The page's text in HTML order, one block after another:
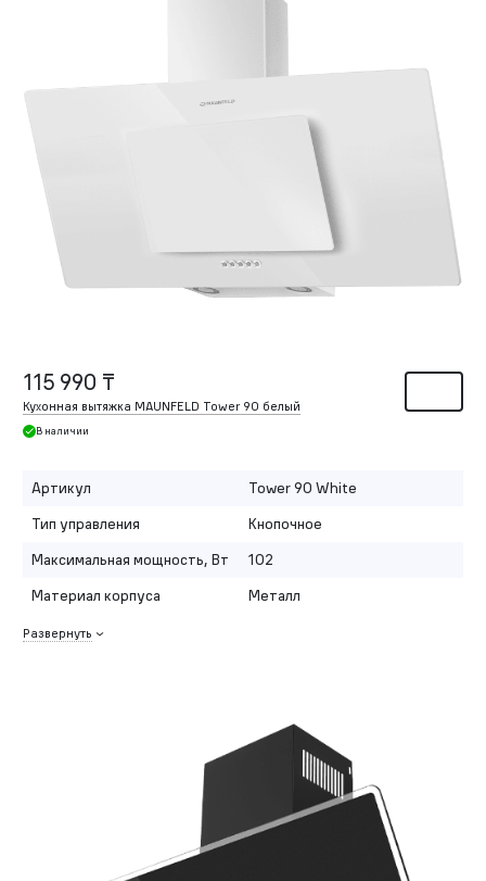
115 990 ₸
Кухонная вытяжка MAUNFELD Tower 90 белый
В наличии
Артикул
Tower 90 White
Тип управления
Кнопочное
Максимальная мощность, Вт
102
Материал корпуса
Металл
Развернуть